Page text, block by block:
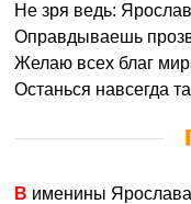
Не зря ведь:
Оправдываешь
Желаю всех благ
Останься навсегда
В именины Ярослава